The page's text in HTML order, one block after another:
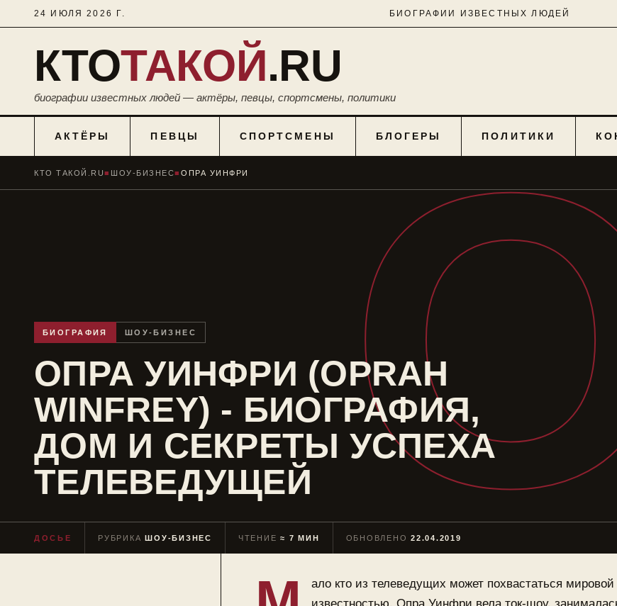
24 ИЮЛЯ 2026 Г. БИОГРАФИИ ИЗВЕСТНЫХ ЛЮДЕЙ
КТОТАКОЙ.RU
биографии известных людей — актёры, певцы, спортсмены, политики
АКТЁРЫ ПЕВЦЫ СПОРТСМЕНЫ БЛОГЕРЫ ПОЛИТИКИ
КТО ТАКОЙ.RU■ ШОУ-БИЗНЕС■ ОПРА УИНФРИ
БИОГРАФИЯ ШОУ-БИЗНЕС
ОПРА УИНФРИ (OPRAH
WINFREY) - БИОГРАФИЯ,
ДОМ И СЕКРЕТЫ УСПЕХА
ТЕЛЕВЕДУЩЕЙ
ДОСЬЕ РУБРИКАШОУ-БИЗНЕС ЧТЕНИЕ≈ 7 МИН ОБНОВЛЕНО22.04.2019
ало кто из телеведущих может похвастаться мировой
известностью. Опра Уинфри вела ток-шоу,